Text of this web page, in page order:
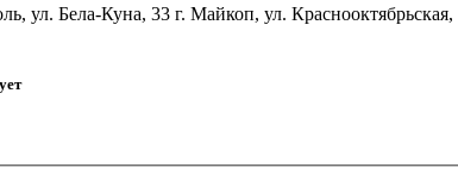
ул. Бела-Куна, 33 г. Майкоп, ул.